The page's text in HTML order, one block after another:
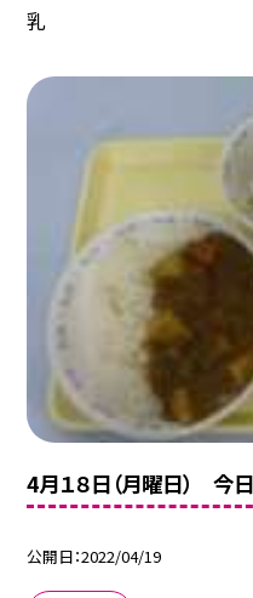
乳
4月１８日（月曜日） 今
公開日 2022/04/19